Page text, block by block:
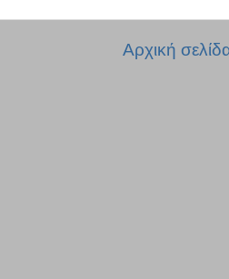
Αρχική